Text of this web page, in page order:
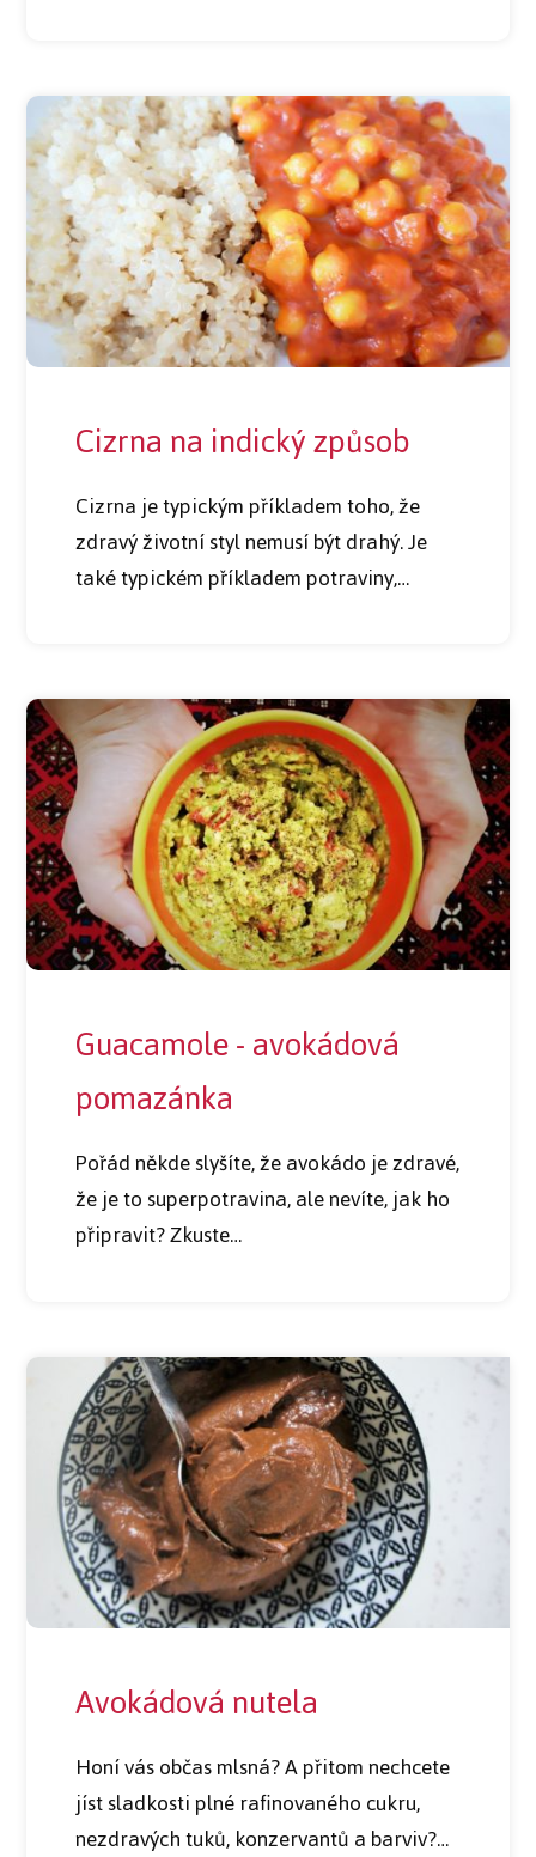
Cizrna na indický způsob
Cizrna je typickým příkladem toho, že
zdravý životní styl nemusí být drahý. Je
také typickém příkladem potraviny,…
Guacamole - avokádová
pomazánka
Pořád někde slyšíte, že avokádo je zdravé,
že je to superpotravina, ale nevíte, jak ho
připravit? Zkuste…
Avokádová nutela
Honí vás občas mlsná? A přitom nechcete
jíst sladkosti plné rafinovaného cukru,
nezdravých tuků, konzervantů a barviv?…